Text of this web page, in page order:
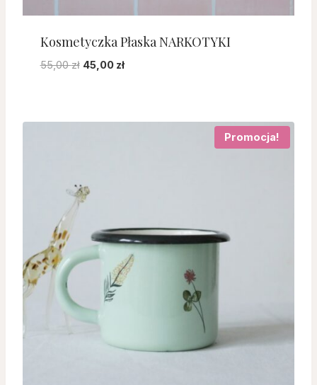
Kosmetyczka Płaska NARKOTYKI
55,00zł Pierwotna
45,00 złAktualna
Promocja!